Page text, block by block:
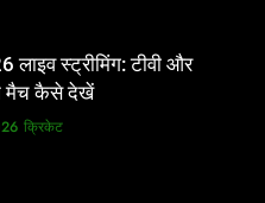
टिकट्स: बुकिंग, कीमतें, और
पूरी जानकारी
क्रिकेट
लाइव स्ट्रीमिंग: टीवी और
मैच कैसे देखें
क्रिकेट